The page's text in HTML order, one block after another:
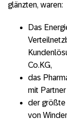
glänzten, waren:
Das
Co.KG,
das
mit
der größte
von